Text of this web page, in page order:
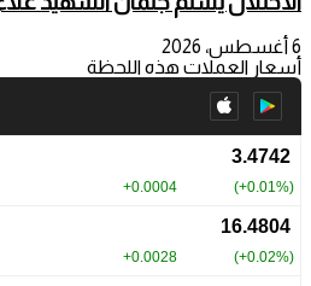
6 أغسطس، 2026
أسعار العملات هذه اللحظة